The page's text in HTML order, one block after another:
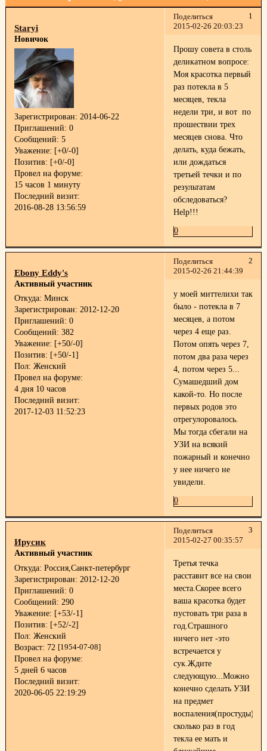
Поделиться
1
2015-02-26 20:03:23
Staryi
Новичок
Зарегистрирован: 2014-06-22
Приглашений: 0
Сообщений: 5
Уважение: [+0/-0]
Позитив: [+0/-0]
Провел на форуме:
15 часов 1 минуту
Последний визит:
2016-08-28 13:56:59
Прошу совета в столь
деликатном вопросе:
Моя красотка первый
раз потекла в 5
месяцев, текла
недели три, и вот по
прошествии трех
месяцев снова. Что
делать, куда бежать,
или дождаться
третьей течки и по
результатам
обследоваться?
Help!!!
0
Поделиться
2
2015-02-26 21:44:39
Ebony Eddy's
Активный участник
Откуда: Минск
Зарегистрирован: 2012-12-20
Приглашений: 0
Сообщений: 382
Уважение: [+50/-0]
Позитив: [+50/-1]
Пол: Женский
Провел на форуме:
4 дня 10 часов
Последний визит:
2017-12-03 11:52:23
у моей миттелихи так
было - потекла в 7
месяцев, а потом
через 4 еще раз.
Потом опять через 7,
потом два раза через
4, потом через 5...
Сумашедший дом
какой-то. Но после
первых родов это
отрегулоровалось.
Мы тогда сбегали на
УЗИ на всякий
пожарный и конечно
у нее ничего не
увидели.
0
Поделиться
3
2015-02-27 00:35:57
Ирусик
Активный участник
Откуда: Россия,Санкт-петербург
Зарегистрирован: 2012-12-20
Приглашений: 0
Сообщений: 290
Уважение: [+53/-1]
Позитив: [+52/-2]
Пол: Женский
Возраст: 72 [1954-07-08]
Провел на форуме:
5 дней 6 часов
Последний визит:
2020-06-05 22:19:29
Третья течка
расставит все на свои
места.Скорее всего
ваша красотка будет
пустовать три раза в
год.Страшного
ничего нет -это
встречается у
сук.Ждите
следующую...Можно
конечно сделать УЗИ
на предмет
сколько раз в год
текла ее мать и